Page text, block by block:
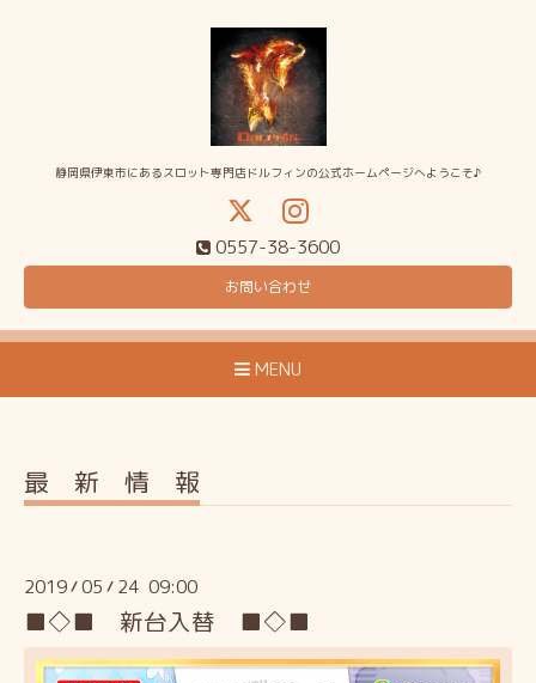
静岡県伊東市にあるスロット専門店ドルフィンの公式ホームページへようこそ♪
0557-38-3600
お問い合わせ
MENU
最 新 情 報
2019/05 / 24 09:00
■◇■ 新台入替 ■◇■